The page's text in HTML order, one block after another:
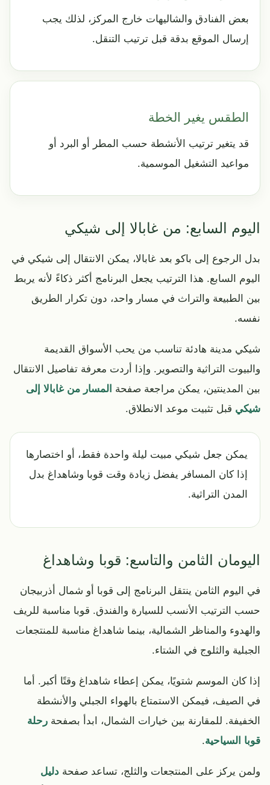
بعض الفنادق والشاليهات خارج المركز، لذلك يجب
إرسال الموقع بدقة قبل ترتيب التنقل.
الطقس يغير الخطة
قد يتغير ترتيب الأنشطة حسب المطر أو البرد أو
مواعيد التشغيل الموسمية.
اليوم السابع: من غابالا إلى شيكي
بدل الرجوع إلى باكو بعد غابالا، يمكن الانتقال إلى شيكي في
اليوم السابع. هذا الترتيب يجعل البرنامج أكثر ذكاءً لأنه يربط
بين الطبيعة والتراث في مسار واحد، دون تكرار الطريق
نفسه.
شيكي مدينة هادئة تناسب من يحب الأسواق القديمة
والبيوت التراثية والتصوير. وإذا أردت معرفة تفاصيل الانتقال
بين المدينتين، يمكن مراجعة صفحة المسار من غابالا إلى
شيكي قبل تثبيت موعد الانطلاق.
يمكن جعل شيكي مبيت ليلة واحدة فقط، أو اختصارها
إذا كان المسافر يفضل زيادة وقت قوبا وشاهداغ بدل
المدن التراثية.
اليومان الثامن والتاسع: قوبا وشاهداغ
في اليوم الثامن ينتقل البرنامج إلى قوبا أو شمال أذربيجان
حسب الترتيب الأنسب للسيارة والفندق. قوبا مناسبة للريف
والهدوء والمناظر الشمالية، بينما شاهداغ مناسبة للمنتجعات
الجبلية والثلوج في الشتاء.
إذا كان الموسم شتويًا، يمكن إعطاء شاهداغ وقتًا أكبر. أما
في الصيف، فيمكن الاستمتاع بالهواء الجبلي والأنشطة
الخفيفة. للمقارنة بين خيارات الشمال، ابدأ بصفحة رحلة
قوبا السياحية.
ولمن يركز على المنتجعات والثلج، تساعد صفحة دليل